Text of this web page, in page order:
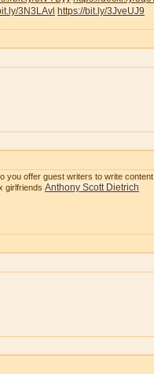
3N3LAvl https://bit.ly/3JveUJ9
you offer guest writers to write
girlfriends Anthony Scott Dietrich